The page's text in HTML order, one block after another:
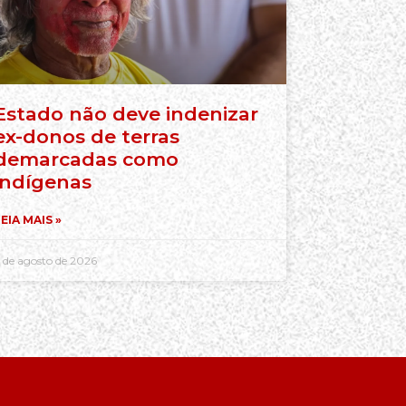
não deve indenizar
donos de terras
como
MAIS »
de agosto de 2026